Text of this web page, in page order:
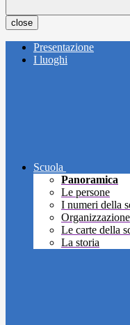
close
Presentazione
I luoghi
Scuola
Panoramica
Le persone
I numeri della
Organizzazione
Le carte della
La storia